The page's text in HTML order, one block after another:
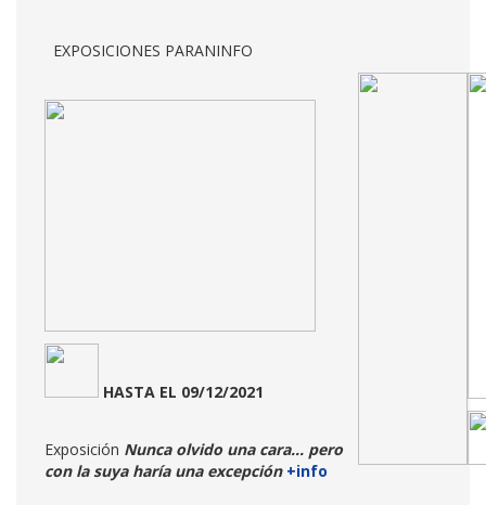
EXPOSICIONES PARANINFO
HASTA EL 09/12/2021
Exposición Nunca olvido una cara... pero
con la suya haría una excepción +info